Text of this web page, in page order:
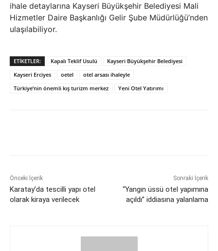
ihale detaylarına Kayseri Büyükşehir Belediyesi Mali
Hizmetler Daire Başkanlığı Gelir Şube Müdürlüğü’nden
ulaşılabiliyor.
ETIKETLER: Kapalı Teklif Usulü
Kayseri Büyükşehir Belediyesi
Kayseri Erciyes
oetel
otel arsası ihaleyle
Türkiye’nin önemli kış turizm merkez
Yeni Otel Yatırımı
Önceki İçerik
Karatay’da tescilli yapı otel
olarak kiraya verilecek
Sonraki İçerik
“Yangın üssü otel yapımına
açıldı” iddiasına yalanlama